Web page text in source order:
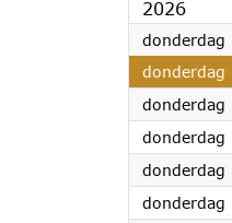
2026
donderdag
donderdag
donderdag
donderdag
donderdag